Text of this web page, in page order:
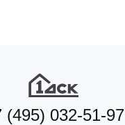
(495) 032-51-97